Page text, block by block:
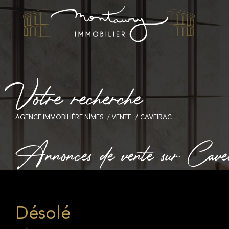
Votrerecherche
AGENCE IMMOBILIÈRE NÎMES VENTE CAVEIRAC
Annonces de vente sur
Désolé